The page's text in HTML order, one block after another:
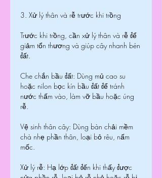
3. Xử lý thân và rễ trước khi trồng
Trước khi trồng, cần xử lý thân và rễ để
giảm tổn thương và giúp cây nhanh bén
đất.
Che chắn bầu đất: Dùng mủ cao su
hoặc nilon bọc kín bầu đất để tránh
nước thấm vào, làm vỡ bầu hoặc úng
rễ.
Vệ sinh thân cây: Dùng bàn chải mềm
chà nhẹ phần thân, loại bỏ rêu, nấm
mốc.
Xử lý rễ: Hạ lớp đất đến khi thấy được